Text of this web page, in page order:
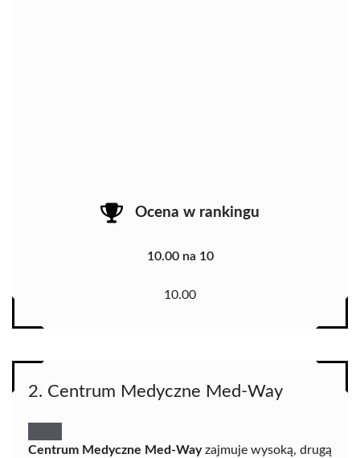
Ocena w rankingu
10.00 na 10
10.00
2. Centrum Medyczne Med-Way
Centrum Medyczne Med-Wayzajmuje wysoką, drugą